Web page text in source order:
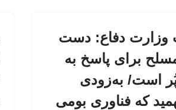
دفاع: دست
برای پاسخ به
است/ به‌زودی
که فناوری بومی